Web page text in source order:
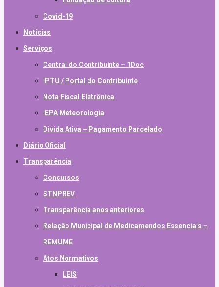
Covid-19
Notícias
Serviços
Central do Contribuinte – 1Doc
IPTU / Portal do Contribuinte
Nota Fiscal Eletrônica
IEPA Meteorologia
Divida Ativa – Pagamento Parcelado
Diário Oficial
Transparência
Concursos
STNPREV
Transparência anos anteriores
Relação Municipal de Medicamendos Essenciais –
REMUME
Atos Normativos
LEIS